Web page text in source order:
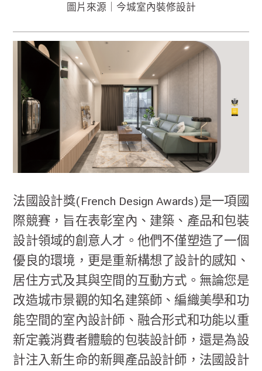
圖片來源｜今城室內裝修設計
法國設計獎(French Design Awards)是一項國
際競賽，旨在表彰室內、建築、產品和包裝
設計領域的創意人才。他們不僅塑造了一個
優良的環境，更是重新構想了設計的感知、
居住方式及其與空間的互動方式。無論您是
改造城市景觀的知名建築師、編織美學和功
能空間的室內設計師、融合形式和功能以重
新定義消費者體驗的包裝設計師，還是為設
計注入新生命的新興產品設計師，法國設計